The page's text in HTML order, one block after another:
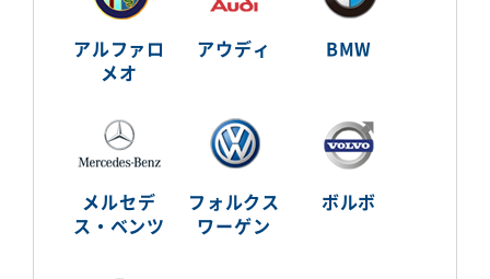
アルファロ
メオ
アウディ BMW
メルセデ
ス・ベンツ
フォルクス
ワーゲン
ボルボ